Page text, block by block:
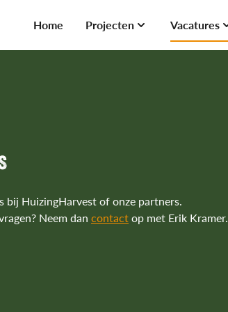
Home Projecten Vacatures
bij HuizingHarvest of onze partners.
Neem dan contact op met Erik Kramer.